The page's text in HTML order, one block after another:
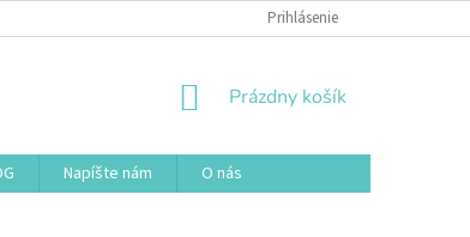
COOKIES DOPRAVA A PLATBA
Prihlásenie
NÁKUPNÝ
Prázdny košík
Napíšte nám
O nás